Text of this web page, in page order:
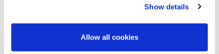
Show details
Allow all cookies